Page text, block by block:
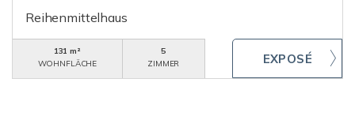
Reihenmittelhaus
131 m²
WOHNFLÄCHE
5
ZIMMER